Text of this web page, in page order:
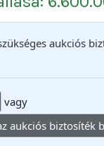
aukciós
vagy
aukciós biztosíték